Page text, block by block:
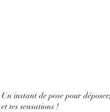
instant de pose pour déposer,
tes sensations !